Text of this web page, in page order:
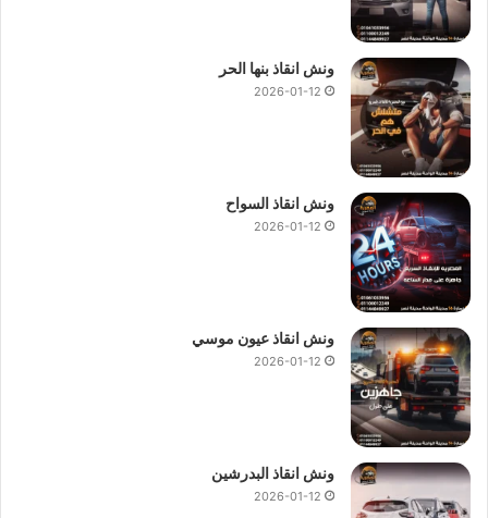
ونش انقاذ بنها الحر
2026-01-12
ونش انقاذ السواح
2026-01-12
ونش انقاذ عيون موسي
2026-01-12
ونش انقاذ البدرشين
2026-01-12